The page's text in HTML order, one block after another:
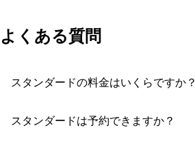
よくある質問
スタンダードの料金はいくらですか？
スタンダードは予約できますか？